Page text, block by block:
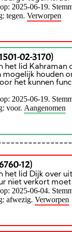
2025-06-19.
tegen. Verworpen
02-3170)
het lid Kahraman
mogelijk houden
het kunnen
2025-06-19.
voor. Aangenomen
12)
het lid Dijk over
niet verkort
2025-06-04.
afwezig. Verworpen